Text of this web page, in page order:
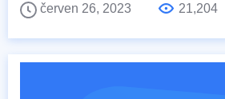
červen 26, 2023
21,204